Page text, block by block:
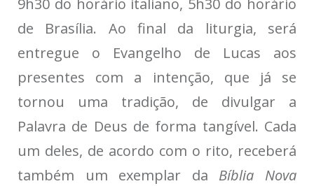
9h30 do horário italiano, 5h30 do horário
de Brasília. Ao final da liturgia, será
entregue o Evangelho de Lucas aos
presentes com a intenção, que já se
tornou uma tradição, de divulgar a
Palavra de Deus de forma tangível. Cada
um deles, de acordo com o rito, receberá
também um exemplar da Bíblia Nova